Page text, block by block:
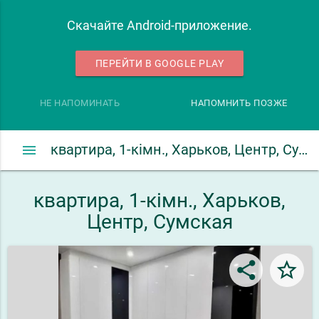
Скачайте Android-приложение.
ПЕРЕЙТИ В GOOGLE PLAY
НЕ НАПОМИНАТЬ НАПОМНИТЬ ПОЗЖЕ
квартира, 1-кімн., Харьков, Центр, Сумская
menu
квартира, 1-кімн., Харьков,
Центр, Сумская
share star_border